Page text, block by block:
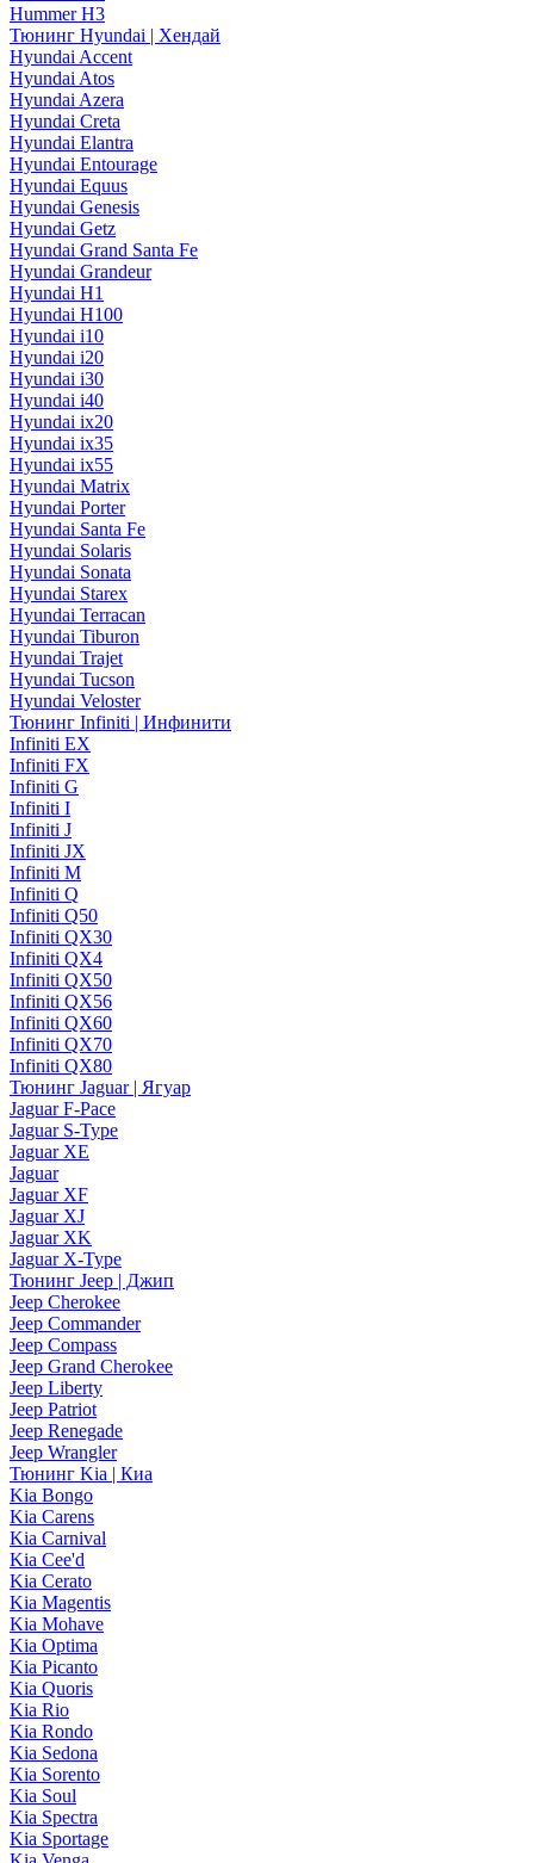
Hummer H3
Тюнинг Hyundai | Хендай
Hyundai Accent
Hyundai Atos
Hyundai Azera
Hyundai Creta
Hyundai Elantra
Hyundai Entourage
Hyundai Equus
Hyundai Genesis
Hyundai Getz
Hyundai Grand Santa Fe
Hyundai Grandeur
Hyundai H1
Hyundai H100
Hyundai i10
Hyundai i20
Hyundai i30
Hyundai i40
Hyundai ix20
Hyundai ix35
Hyundai ix55
Hyundai Matrix
Hyundai Porter
Hyundai Santa Fe
Hyundai Solaris
Hyundai Sonata
Hyundai Starex
Hyundai Terracan
Hyundai Tiburon
Hyundai Trajet
Hyundai Tucson
Hyundai Veloster
Тюнинг Infiniti | Инфинити
Infiniti EX
Infiniti FX
Infiniti G
Infiniti I
Infiniti J
Infiniti JX
Infiniti M
Infiniti Q
Infiniti Q50
Infiniti QX30
Infiniti QX4
Infiniti QX50
Infiniti QX56
Infiniti QX60
Infiniti QX70
Infiniti QX80
Тюнинг Jaguar | Ягуар
Jaguar F-Pace
Jaguar S-Type
Jaguar XE
Jaguar
Jaguar XF
Jaguar XJ
Jaguar XK
Jaguar X-Type
Тюнинг Jeep | Джип
Jeep Cherokee
Jeep Commander
Jeep Compass
Jeep Grand Cherokee
Jeep Liberty
Jeep Patriot
Jeep Renegade
Jeep Wrangler
Тюнинг Kia | Киа
Kia Bongo
Kia Carens
Kia Carnival
Kia Cee'd
Kia Cerato
Kia Magentis
Kia Mohave
Kia Optima
Kia Picanto
Kia Quoris
Kia Rio
Kia Rondo
Kia Sedona
Kia Sorento
Kia Soul
Kia Spectra
Kia Sportage